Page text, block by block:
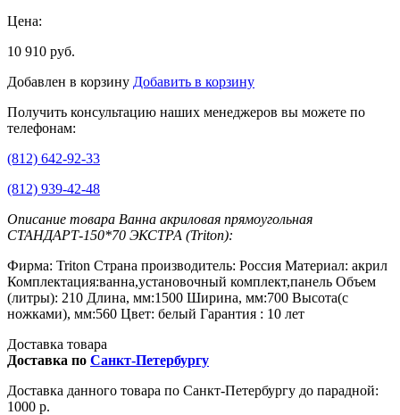
Цена:
10 910 руб.
Добавлен в корзину Добавить в корзину
Получить консультацию наших менеджеров вы можете по
телефонам:
(812) 642-92-33
(812) 939-42-48
Описание товара Ванна акриловая прямоугольная
СТАНДАРТ-150*70 ЭКСТРА (Triton):
Фирма: Triton Страна производитель: Россия Материал: акрил
Комплектация:ванна,установочный комплект,панель Объем
(литры): 210 Длина, мм:1500 Ширина, мм:700 Высота(с
ножками), мм:560 Цвет: белый Гарантия : 10 лет
Доставка товара
Доставка по Санкт-Петербургу
Доставка данного товара по Санкт-Петербургу до парадной:
1000 р.